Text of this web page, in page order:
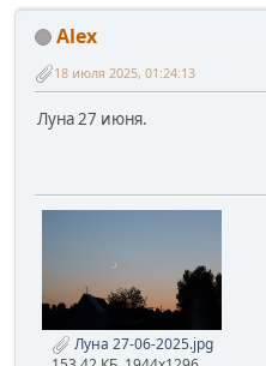
Alex
18 июля 2025, 01:24:13
Луна 27 июня.
Луна 27-06-2025.jpg